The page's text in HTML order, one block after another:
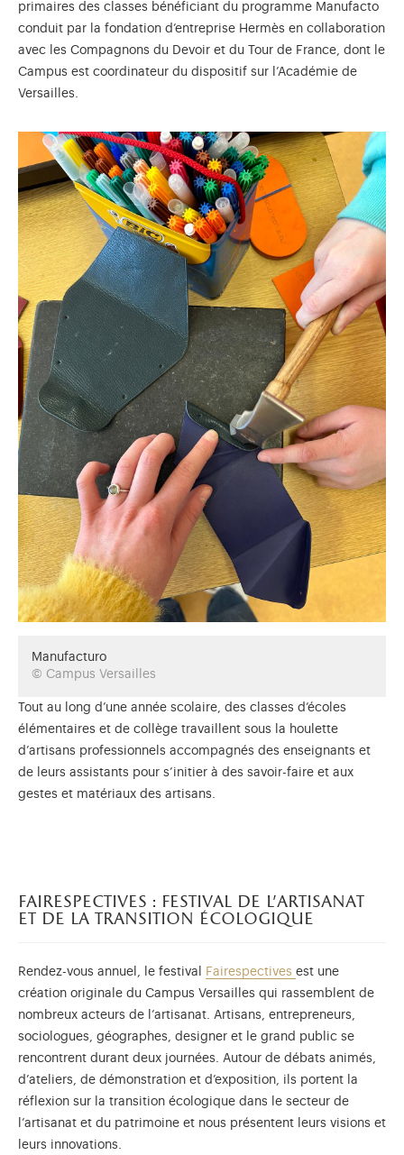
primaires des classes bénéficiant du programme Manufacto
conduit par la fondation d’entreprise Hermès en collaboration
avec les Compagnons du Devoir et du Tour de France, dont le
Campus est coordinateur du dispositif sur l’Académie de
Versailles.
Manufacturo
© Campus Versailles
Tout au long d’une année scolaire, des classes d’écoles
élémentaires et de collège travaillent sous la houlette
d’artisans professionnels accompagnés des enseignants et
de leurs assistants pour s’initier à des savoir-faire et aux
gestes et matériaux des artisans.
fairespectives : festival de l’artisanat
et de la transition écologique
Rendez-vous annuel, le festival Fairespectives est une
création originale du Campus Versailles qui rassemblent de
nombreux acteurs de l’artisanat. Artisans, entrepreneurs,
sociologues, géographes, designer et le grand public se
rencontrent durant deux journées. Autour de débats animés,
d’ateliers, de démonstration et d’exposition, ils portent la
réflexion sur la transition écologique dans le secteur de
l’artisanat et du patrimoine et nous présentent leurs visions et
leurs innovations.